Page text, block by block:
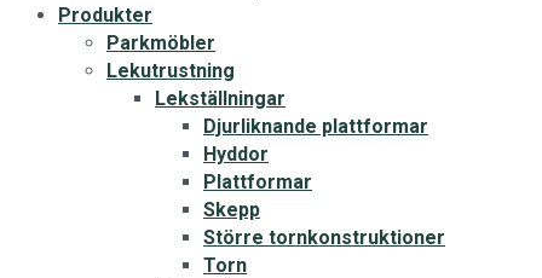
Produkter
Parkmöbler
Lekutrustning
Lekställningar
Djurliknande plattformar
Hyddor
Plattformar
Skepp
Större tornkonstruktioner
Torn